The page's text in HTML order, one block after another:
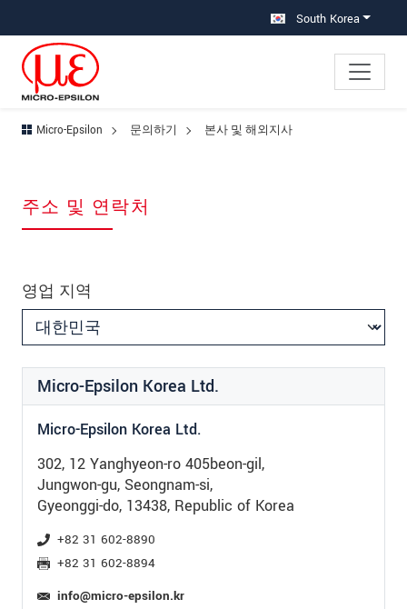
South Korea
Micro-Epsilon 문의하기 본사 및 해외지사
주소 및 연락처
영업 지역
Micro-Epsilon Korea Ltd.
Micro-Epsilon Korea Ltd.
302, 12 Yanghyeon-ro 405beon-gil,
Jungwon-gu, Seongnam-si,
Gyeonggi-do, 13438, Republic of Korea
+82 31 602-8890
+82 31 602-8894
info@micro-epsilon.kr